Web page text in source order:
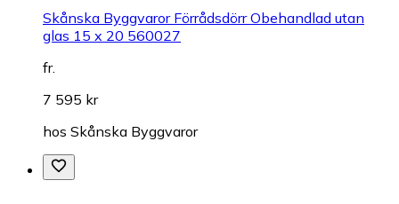
Skånska Byggvaror Förrådsdörr Obehandlad utan
glas 15 x 20 560027
fr.
7 595 kr
hos Skånska Byggvaror